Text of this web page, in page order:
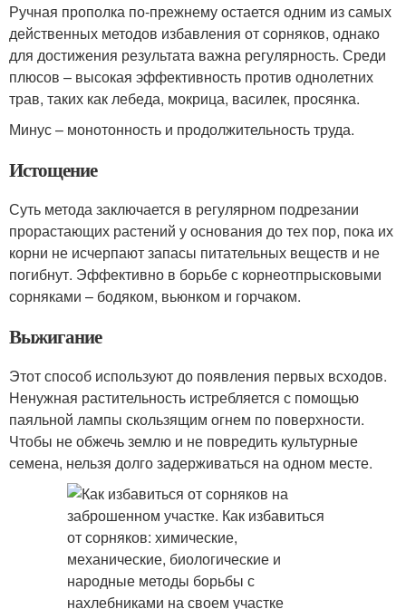
Ручная прополка по-прежнему остается одним из самых
действенных методов избавления от сорняков, однако
для достижения результата важна регулярность. Среди
плюсов – высокая эффективность против однолетних
трав, таких как лебеда, мокрица, василек, просянка.
Минус – монотонность и продолжительность труда.
Истощение
Суть метода заключается в регулярном подрезании
прорастающих растений у основания до тех пор, пока их
корни не исчерпают запасы питательных веществ и не
погибнут. Эффективно в борьбе с корнеотпрысковыми
сорняками – бодяком, вьюнком и горчаком.
Выжигание
Этот способ используют до появления первых всходов.
Ненужная растительность истребляется с помощью
паяльной лампы скользящим огнем по поверхности.
Чтобы не обжечь землю и не повредить культурные
семена, нельзя долго задерживаться на одном месте.